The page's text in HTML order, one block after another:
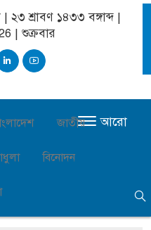
| ২৩ শ্রাবণ ১৪৩৩ বঙ্গাব্দ |
| শুক্রবার
জাতীয়
বিনোদন
আরো